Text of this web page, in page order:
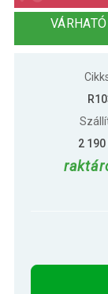
2 190